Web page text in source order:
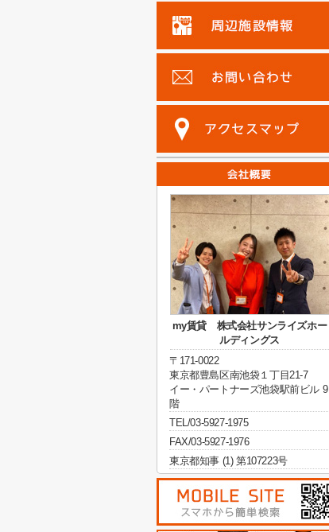
my賃貸 株式会社サンライズホー
ルディングス
〒171-0022
東京都豊島区南池袋１丁目21-7
イー・パートナーズ池袋駅前ビル 9
階
TEL/03-5927-1975
FAX/03-5927-1976
東京都知事 (1) 第107223号